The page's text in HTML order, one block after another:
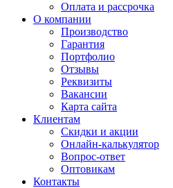
Оплата и рассрочка
О компании
Производство
Гарантия
Портфолио
Отзывы
Реквизиты
Вакансии
Карта сайта
Клиентам
Скидки и акции
Онлайн-калькулятор
Вопрос-ответ
Оптовикам
Контакты